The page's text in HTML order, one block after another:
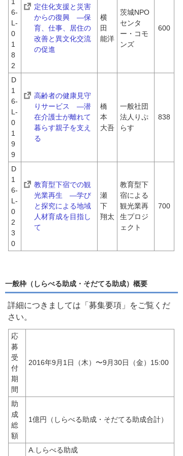
6-
L-
0
1
8
2
定住化支援と災害
からの復興　―保
育、仕事、居住の
改善と異文化交流
の促進
横
田
能洋
茨城NPO
センタ
ー・コモ
ンズ
600
D
1
6-
L-
0
1
9
9
高齢者の健康見守
りサービス　―潜
在介護士が離れて
暮らす親子を支え
る
橋
本
大吾
一般社団
法人りぷ
らす
838
D
1
6-
L-
0
2
3
0
教育型下宿での観
光業再生　―学び
と探究による地域
人材育成を目指し
て
瀬
下
翔太
教育型下
宿による
観光業再
生プロジ
ェクト
700
一般枠（しらべる助成・そだてる助成）概要
詳細につきましては「募集要項」をご覧くだ
さい。
応
募
受
付
期
間
2016年9月1日（木）〜9月30日（金）15:00
助
成
総
額
1億円（しらべる助成・そだてる助成合計）
A.しらべる助成